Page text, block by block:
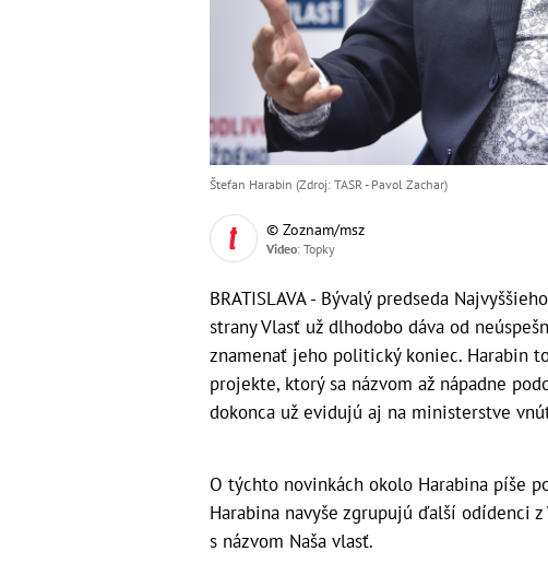
Štefan Harabin (Zdroj: TASR - Pavol Zachar)
© Zoznam/msz
Video: Topky
BRATISLAVA - Bývalý predseda
strany Vlasť už dlhodobo dáva od
znamenať jeho politický koniec. Harabin
projekte, ktorý sa názvom až nápadne
dokonca už evidujú aj na ministerstve
O týchto novinkách okolo Harabina píše
Harabina navyše zgrupujú ďalší odídenci
s názvom Naša vlasť.